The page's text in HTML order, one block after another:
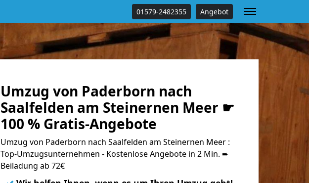
01579-2482355 Angebot
Umzug von Paderborn nach
Saalfelden am Steinernen Meer ☛
100 % Gratis-Angebote
Umzug von Paderborn nach Saalfelden am Steinernen Meer :
Top-Umzugsunternehmen - Kostenlose Angebote in 2 Min. ➨
Beiladung ab 72€